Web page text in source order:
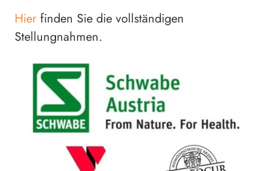
Hier finden Sie die vollständigen
Stellungnahmen.